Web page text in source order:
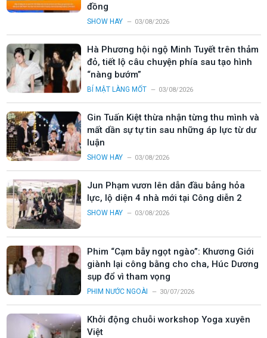
đồng
SHOW HAY 03/08/2026
Hà Phương hội ngộ Minh Tuyết trên thảm
đỏ, tiết lộ câu chuyện phía sau tạo hình
“nàng bướm”
BÍ MẬT LÀNG MỐT 03/08/2026
Gin Tuấn Kiệt thừa nhận từng thu mình và
mất dần sự tự tin sau những áp lực từ dư
luận
SHOW HAY 03/08/2026
Jun Phạm vươn lên dẫn đầu bảng hỏa
lực, lộ diện 4 nhà mới tại Công diễn 2
SHOW HAY 03/08/2026
Phim “Cạm bẫy ngọt ngào”: Khương Giới
giành lại công bằng cho cha, Húc Dương
sụp đổ vì tham vọng
PHIM NƯỚC NGOÀI 30/07/2026
Khởi động chuỗi workshop Yoga xuyên
Việt